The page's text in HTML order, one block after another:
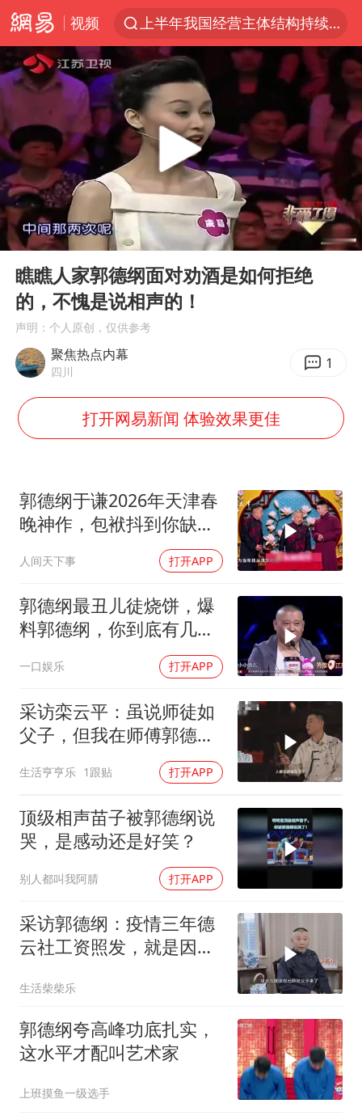
视频
上半年我国经营主体结构持续优化
《披荆斩棘2026》阵容官宣
陈幸同2比4张本美和 国乒双线丢冠
白海豚北上或致京津冀暴雨
美将每月供乌爱国者拦截导弹
新疆一婚礼线上邀请引热议
《龙餐馆》 冲奖
上门女婿出轨女邻居多年被判重婚罪
世界第1特鲁姆普斯诺克中国赛一轮游
云南一男子胃中取出180颗铁钉
以军士兵把枪口对准中国记者
全球最大级别运输船通过长江大桥
奋力开创中国式现代化建设新局面
Play
00:00 12:46
瞧瞧人家郭德纲面对劝酒是如何拒绝
的，不愧是说相声的！
声明：个人原创，仅供参考
聚焦热点内幕
四川 1
打开网易新闻 体验效果更佳
郭德纲于谦2026年天津春
晚神作，包袱抖到你缺氧
人间天下事 打开APP
郭德纲最丑儿徒烧饼，爆
料郭德纲，你到底有几个
一口娱乐 打开APP
采访栾云平：虽说师徒如
父子，但我在师傅郭德纲
生活亨亨乐 1跟贴 打开APP
顶级相声苗子被郭德纲说
哭，是感动还是好笑？
别人都叫我阿腈 打开APP
采访郭德纲：疫情三年德
云社工资照发，就是因为
生活柴柴乐
郭德纲夸高峰功底扎实，
这水平才配叫艺术家
上班摸鱼一级选手